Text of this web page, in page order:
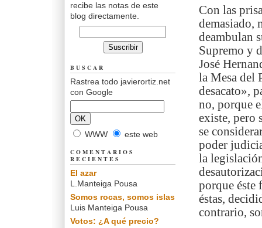
Con las
demasiado,
deambulan
Supremo y
José
la Mesa del
desacato»,
no, porque
existe, pero
se
poder
la
porque éste
éstas,
contrario,
recibe las notas de este
blog directamente.
BUSCAR
Rastrea todo javierortiz.net
con Google
WWW este web
COMENTARIOS
RECIENTES
El azar
L.Manteiga Pousa
Somos rocas, somos islas
Luis Manteiga Pousa
Votos: ¿A qué precio?